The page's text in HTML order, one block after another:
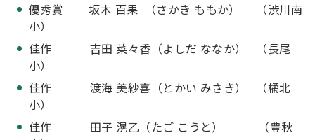
優秀賞 坂木 百果 （さかき ももか） （渋川南
小）
佳作 吉田 菜々香（よしだ ななか） （長尾
小）
佳作 渡海 美紗喜（とかい みさき） （橘北
小）
佳作 田子 滉乙（たご こうと） （豊秋